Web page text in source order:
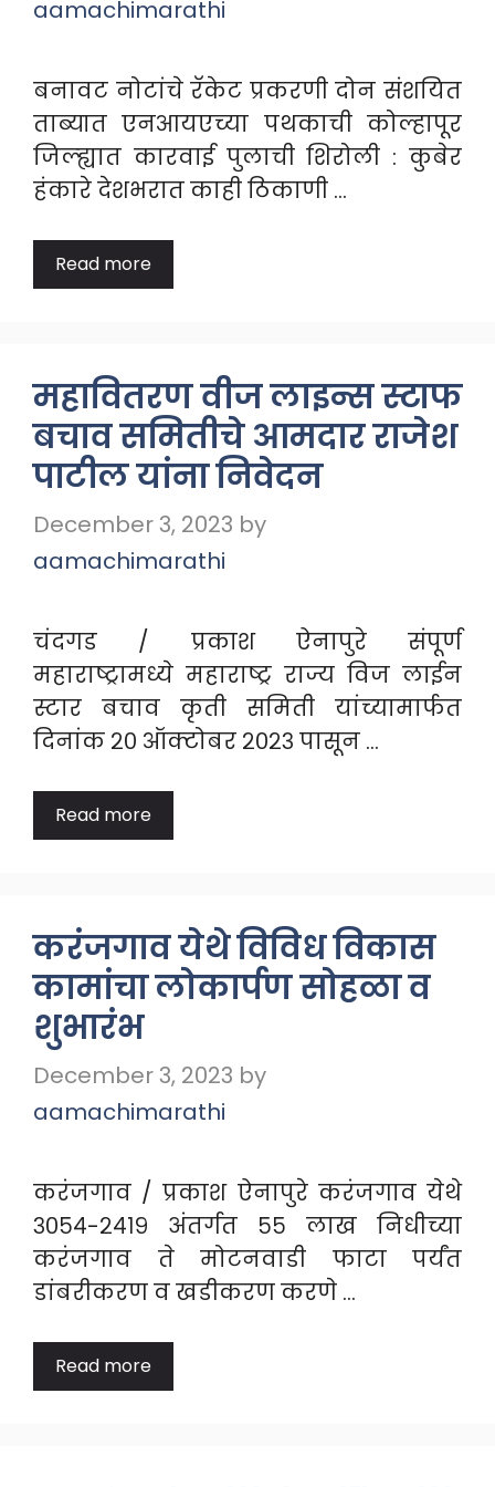
aamachimarathi
बनावट नोटांचे रॅकेट प्रकरणी दोन संशयित
ताब्यात एनआयएच्या पथकाची कोल्हापूर
जिल्ह्यात कारवाई पुलाची शिरोली : कुबेर
हंकारे देशभरात काही ठिकाणी …
Read more
महावितरण वीज लाइन्स स्टाफ
बचाव समितीचे आमदार राजेश
पाटील यांना निवेदन
December 3, 2023 by
aamachimarathi
चंदगड / प्रकाश ऐनापुरे संपूर्ण
महाराष्ट्रामध्ये महाराष्ट्र राज्य विज लाईन
स्टार बचाव कृती समिती यांच्यामार्फत
दिनांक २० ऑक्टोबर २०२३ पासून …
Read more
करंजगाव येथे विविध विकास
कामांचा लोकार्पण सोहळा व
शुभारंभ
December 3, 2023 by
aamachimarathi
करंजगाव / प्रकाश ऐनापुरे करंजगाव येथे
३०५४-२४१९ अंतर्गत ५५ लाख निधीच्या
करंजगाव ते मोटनवाडी फाटा पर्यंत
डांबरीकरण व खडीकरण करणे …
Read more